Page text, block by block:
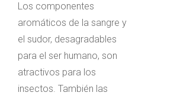
Los componentes
aromáticos de la sangre y
el sudor, desagradables
para el ser humano, son
atractivos para los
insectos. También las